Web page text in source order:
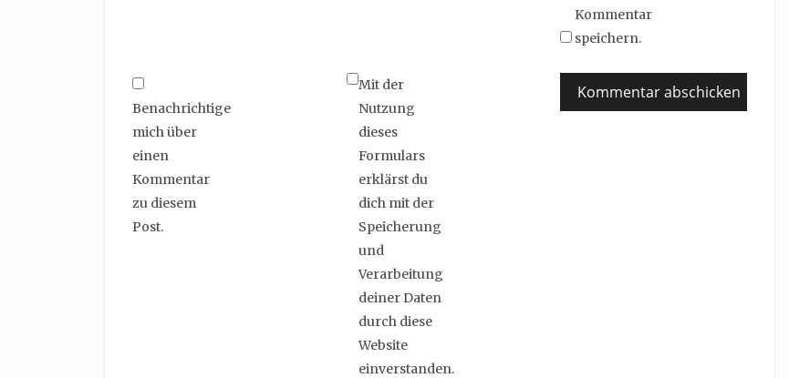
Kommentar
speichern.
Benachrichtige
mich über
einen
Kommentar
zu diesem
Post.
Mit der
Nutzung
dieses
Formulars
erklärst du
dich mit der
Speicherung
und
Verarbeitung
deiner Daten
durch diese
Website
einverstanden.